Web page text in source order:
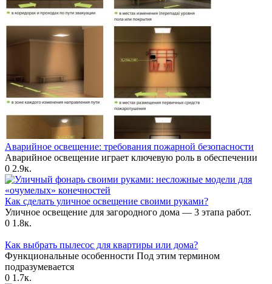
Аварийное освещение: требования пожарной безопасности
Аварийное освещение играет ключевую роль в обеспечении
0 2.9к.
Как сделать уличное освещение своими руками?
Уличное освещение для загородного дома — 3 этапа работ.
0 1.8к.
Как выбрать пылесос для квартиры или дома?
Функциональные особенности Под этим термином
подразумевается
0 1.7к.